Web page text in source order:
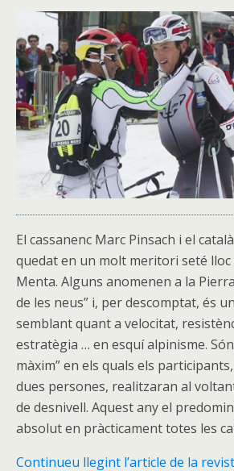
El cassanenc Marc Pinsach i el
quedat en un molt meritori seté lloc
Menta. Alguns anomenen a la
de les neus” i, per descomptat, és
semblant quant a velocitat,
estratègia … en esquí alpinisme.
màxim” en els quals els
dues persones, realitzaran al
de desnivell. Aquest any el
absolut en pràcticament totes les
Continueu llegint l’article de la